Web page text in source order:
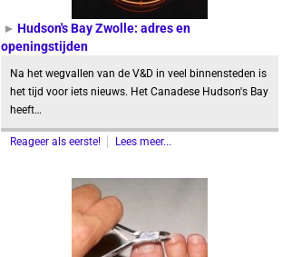
Hudson's Bay Zwolle: adres en
openingstijden
Na het wegvallen van de V&D in veel binnensteden is
het tijd voor iets nieuws. Het Canadese Hudson's Bay
heeft…
Reageer als eerste! Lees meer...